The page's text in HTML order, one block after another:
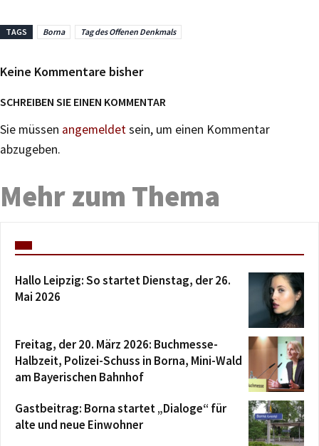
TAGS Borna Tag des Offenen Denkmals
Keine Kommentare bisher
SCHREIBEN SIE EINEN KOMMENTAR
Sie müssen angemeldetsein, um einen Kommentar
abzugeben.
Mehr zum Thema
Hallo Leipzig: So startet Dienstag, der 26.
Mai 2026
Freitag, der 20. März 2026: Buchmesse-
Halbzeit, Polizei-Schuss in Borna, Mini-Wald
am Bayerischen Bahnhof
Gastbeitrag: Borna startet „Dialoge“ für
alte und neue Einwohner